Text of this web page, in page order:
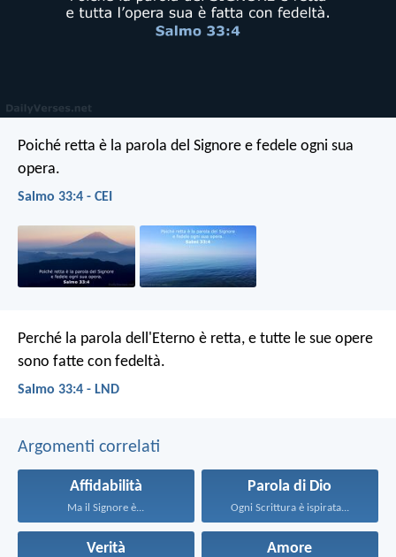
Poiché retta è la parola del Signore e fedele ogni sua
opera.
Salmo 33:4 - CEI
Perché la parola dell'Eterno è retta, e tutte le sue opere
sono fatte con fedeltà.
Salmo 33:4 - LND
Argomenti correlati
Affidabilità
Ma il Signore è...
Parola di Dio
Ogni Scrittura è ispirata...
Verità Amore